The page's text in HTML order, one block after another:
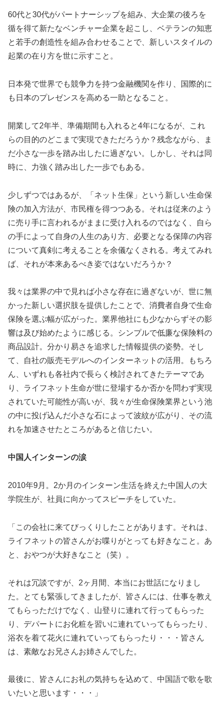
60代と30代がパートナーシップを組み、大企業の後ろを
循を得て新たなベンチャー企業を起こし、ベテランの知恵
と若手の創造性を組み合わせることで、新しいスタイルの
起業の在り方を世に示すこと。
日本発で世界でも競争力を持つ金融機関を作り、国際的に
も日本のプレゼンスを高める一助となること。
開業して2年半、準備期間も入れると4年になるが、これ
らの目的のどこまで実現できただろうか？残念ながら、ま
だ小さな一歩を踏み出したに過ぎない。しかし、それは同
時に、力強く踏み出した一歩でもある。
少しずつではあるが、「ネット生保」という新しい生命保
険の加入方法が、市民権を得つつある。それは従来のよう
に売り手に言われるがままに受け入れるのではなく、自ら
の手によって自身の人生のあり方、必要となる保障の内容
について真剣に考えることを余儀なくされる。考えてみれ
ば、それが本来あるべき姿ではないだろうか？
我々は業界の中で見れば小さな存在に過ぎないが、世に無
かった新しい選択肢を提供したことで、消費者自身で生命
保険を選ぶ幅が広がった。業界他社にも少なからずその影
響は及び始めたように感じる。シンプルで低廉な保険料の
商品設計。分かり易さを追求した情報提供の姿勢。そし
て、自社の販売モデルへのインターネットの活用。もちろ
ん、いずれも各社内で長らく検討されてきたテーマであ
り、ライフネット生命が世に登場するか否かを問わず実現
されていた可能性が高いが、我々が生命保険業界という池
の中に投げ込んだ小さな石によって波紋が広がり、その流
れを加速させたところがあると信じたい。
中国人インターンの涙
2010年9月。2か月のインターン生活を終えた中国人の大
学院生が、社員に向かってスピーチをしていた。
「この会社に来てびっくりしたことがあります。それは、
ライフネットの皆さんがお喋りがとっても好きなこと。あ
と、おやつが大好きなこと（笑）。
それは冗談ですが、2ヶ月間、本当にお世話になりまし
た。とても緊張してきましたが、皆さんには、仕事を教え
てもらっただけでなく、山登りに連れて行ってもらった
り、デパートにお化粧を習いに連れていってもらったり、
浴衣を着て花火に連れていってもらったり・・・皆さん
は、素敵なお兄さんお姉さんでした。
最後に、皆さんにお礼の気持ちを込めて、中国語で歌を歌
いたいと思います・・・」